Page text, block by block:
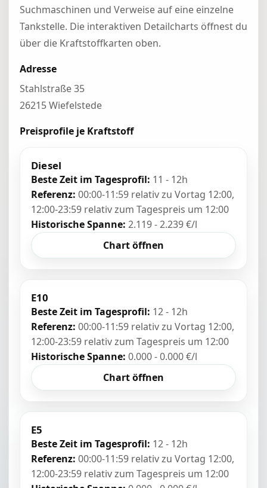
Suchmaschinen und Verweise auf eine einzelne
Tankstelle. Die interaktiven Detailcharts öffnest du
über die Kraftstoffkarten oben.
Adresse
Stahlstraße 35
26215 Wiefelstede
Preisprofile je Kraftstoff
Diesel
Beste Zeit im Tagesprofil: 11 - 12h
Referenz: 00:00-11:59 relativ zu Vortag 12:00,
12:00-23:59 relativ zum Tagespreis um 12:00
Historische Spanne: 2.119 - 2.239 €/l
Chart öffnen
E10
Beste Zeit im Tagesprofil: 12 - 12h
Referenz: 00:00-11:59 relativ zu Vortag 12:00,
12:00-23:59 relativ zum Tagespreis um 12:00
Historische Spanne: 0.000 - 0.000 €/l
Chart öffnen
E5
Beste Zeit im Tagesprofil: 12 - 12h
Referenz: 00:00-11:59 relativ zu Vortag 12:00,
12:00-23:59 relativ zum Tagespreis um 12:00